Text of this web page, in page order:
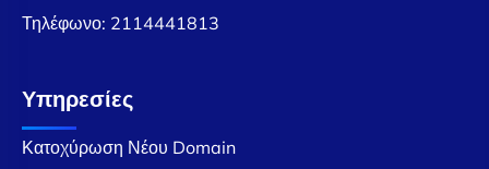
Τηλέφωνο: 2114441813
Υπηρεσίες
Κατοχύρωση Νέου Domain